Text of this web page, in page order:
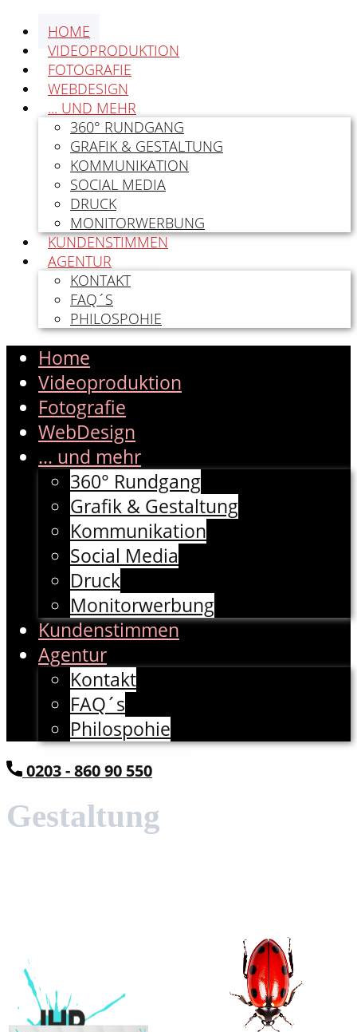
HOME
VIDEOPRODUKTION
FOTOGRAFIE
WEBDESIGN
... UND MEHR
360° RUNDGANG
GRAFIK & GESTALTUNG
KOMMUNIKATION
SOCIAL MEDIA
DRUCK
MONITORWERBUNG
KUNDENSTIMMEN
AGENTUR
KONTAKT
FAQ´S
PHILOSPOHIE
Home
Videoproduktion
Fotografie
WebDesign
... und mehr
360° Rundgang
Grafik & Gestaltung
Kommunikation
Social Media
Druck
Monitorwerbung
Kundenstimmen
Agentur
Kontakt
FAQ´s
Philospohie
​0203 - 860 90 550
Gestaltung